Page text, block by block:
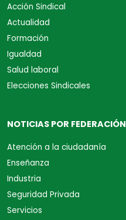
Acción Sindical
Actualidad
Formación
Igualdad
Salud laboral
Elecciones Sindicales
NOTICIAS POR FEDERACIÓN
Atención a la ciudadanía
Enseñanza
Industria
Seguridad Privada
Servicios